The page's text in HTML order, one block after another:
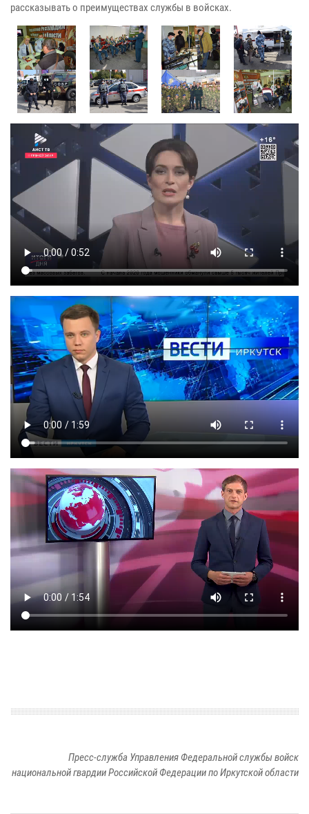
рассказывать о преимуществах службы в войсках.
Пресс-служба Управления Федеральной службы войск
национальной гвардии Российской Федерации по Иркутской области